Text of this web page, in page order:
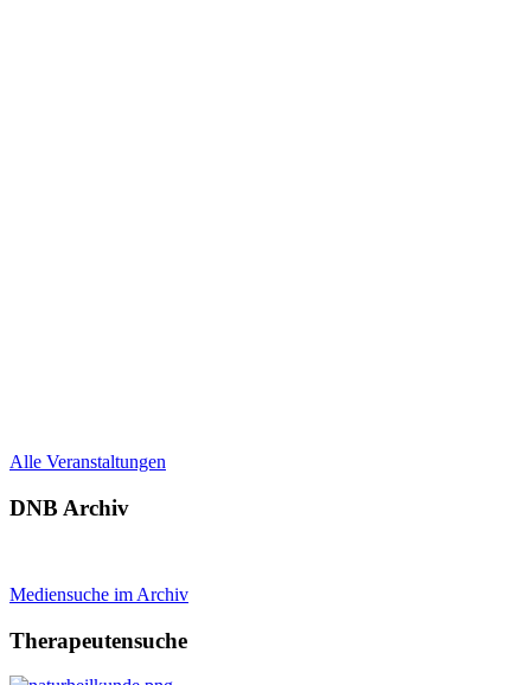
Alle Veranstaltungen
DNB Archiv
Mediensuche im Archiv
Therapeutensuche